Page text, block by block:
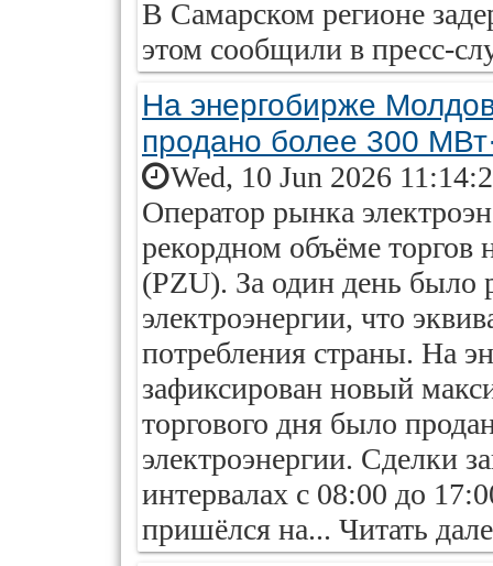
В Самарском регионе
этом сообщили в пресс-
На энергобирже
продано более 300
Wed, 10 Jun 2026
Оператор рынка
рекордном объёме торгов
(PZU). За один день было
электроэнергии, что
потребления страны. На
зафиксирован новый
торгового дня было
электроэнергии. Сделки
интервалах с 08:00 до
пришёлся на... Читать